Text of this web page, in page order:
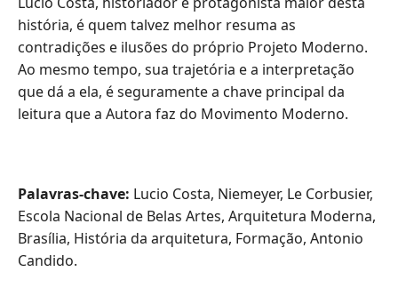
história, é quem talvez melhor resuma as
contradições e ilusões do próprio Projeto Moderno.
Ao mesmo tempo, sua trajetória e a interpretação
que dá a ela, é seguramente a chave principal da
leitura que a Autora faz do Movimento Moderno.
Palavras-chave: Lucio Costa, Niemeyer, Le Corbusier,
Escola Nacional de Belas Artes, Arquitetura Moderna,
Brasília, História da arquitetura, Formação, Antonio
Candido.